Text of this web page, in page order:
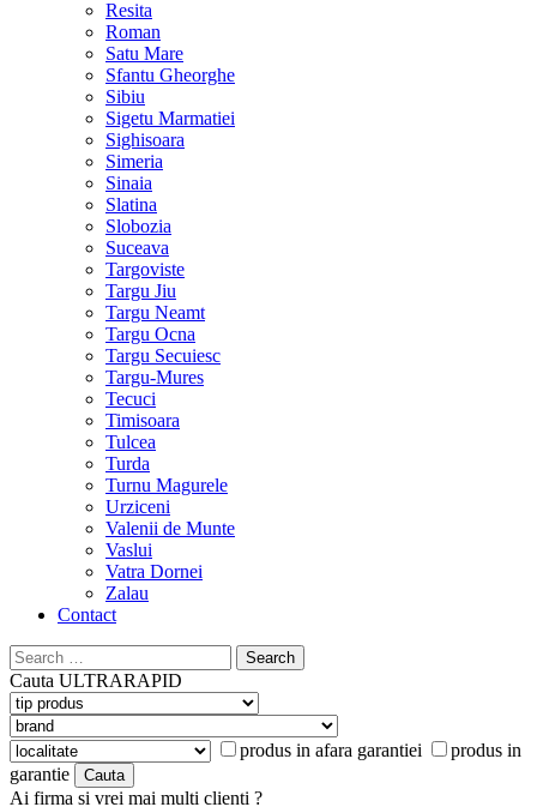
Resita
Roman
Satu Mare
Sfantu Gheorghe
Sibiu
Sigetu Marmatiei
Sighisoara
Simeria
Sinaia
Slatina
Slobozia
Suceava
Targoviste
Targu Jiu
Targu Neamt
Targu Ocna
Targu Secuiesc
Targu-Mures
Tecuci
Timisoara
Tulcea
Turda
Turnu Magurele
Urziceni
Valenii de Munte
Vaslui
Vatra Dornei
Zalau
Contact
Search
for:
Cauta ULTRARAPID
produs in afara garantiei
produs in
garantie
Ai firma si vrei mai multi clienti ?